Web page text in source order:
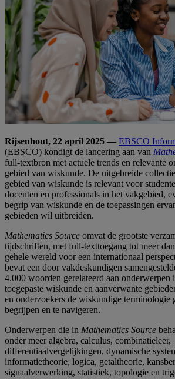
Rijsenhout, 22 april 2025 — EBSCO
(EBSCO) kondigt de lancering aan van
full-textbron met actuele trends en relevante
gebied van wiskunde. De uitgebreide
gebied van wiskunde is relevant voor
docenten en professionals in het vakgebied,
begrip van wiskunde en de toepassingen
gebieden wil uitbreiden.
Mathematics Source omvat de grootste
tijdschriften, met full-texttoegang tot meer
gehele wereld voor een internationaal
bevat een door vakdeskundigen
4.000 woorden gerelateerd aan onderwerpen
toegepaste wiskunde en aanverwante
en onderzoekers de wiskundige terminologie
begrijpen en te navigeren.
Onderwerpen die in Mathematics Source
onder meer algebra, calculus, combinatieleer,
differentiaalvergelijkingen, dynamische
informatietheorie, logica, getaltheorie,
signaalverwerking, statistiek, topologie en